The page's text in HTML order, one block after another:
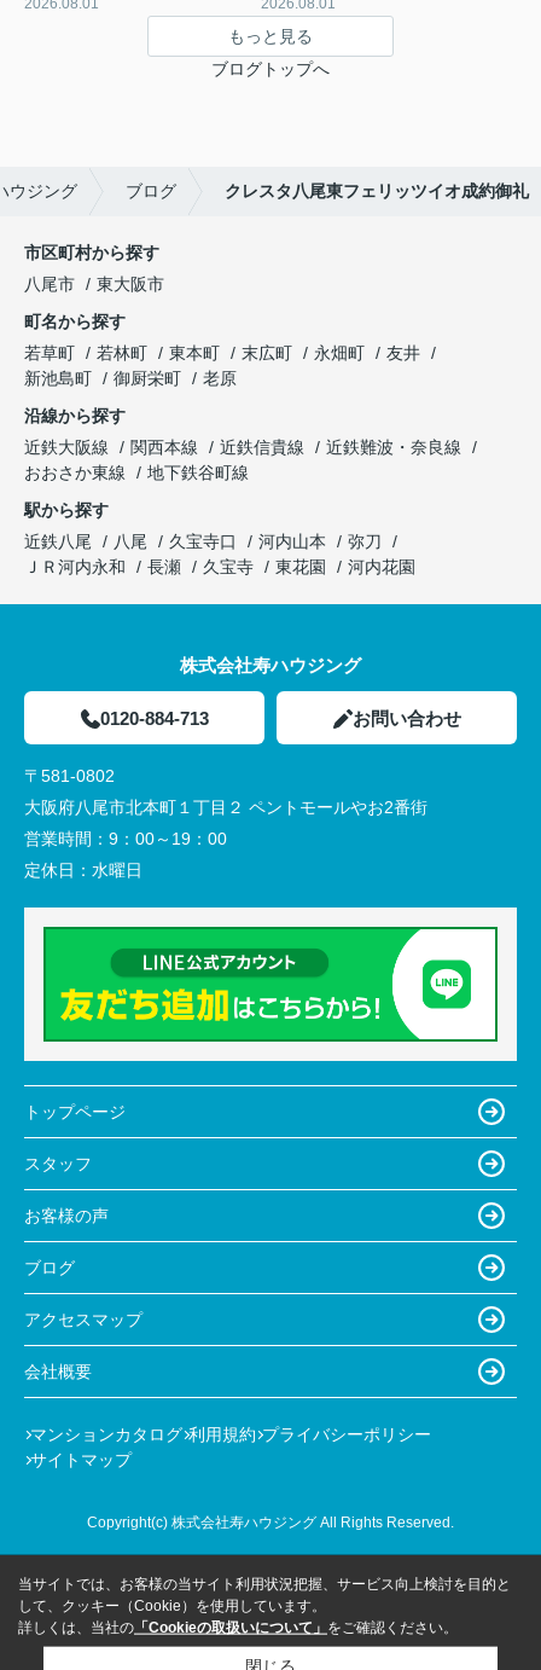
2026.08.01 2026.08.01
もっと見る
ブログトップへ
ウジング ブログ クレスタ八尾東フェリッツイオ成約御礼
市区町村から探す
八尾市
東大阪市
町名から探す
若草町
若林町 東本町 末広町 永畑町
友井
新池島町
御厨栄町
老原
沿線から探す
近鉄大阪線
関西本線 近鉄信貴線
近鉄難波・奈良線
おおさか東線
地下鉄谷町線
駅から探す
近鉄八尾
八尾 久宝寺口 河内山本
弥刀
ＪＲ河内永和
長瀬 久宝寺 東花園 河内花園
株式会社寿ハウジング
0120-884-713 お問い合わせ
〒581-0802
大阪府八尾市北本町１丁目２ ペントモールやお2番街
営業時間： 9：00～19：00
定休日： 水曜日
トップページ
スタッフ
お客様の声
ブログ
アクセスマップ
会社概要
マンションカタログ 利用規約 プライバシーポリシー
サイトマップ
Copyright(c) 株式会社寿ハウジング All Rights Reserved.
当サイトでは、お客様の当サイト利用状況把握、サービス向上検討を目的と
して、クッキー（Cookie）を使用しています。
詳しくは、当社の 「Cookieの取扱いについて」 をご確認ください。
閉じる